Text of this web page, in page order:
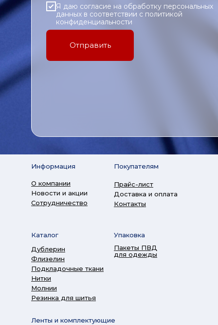
Я даю согласие на обработку персональных
данных в соответствии с политикой
конфиденциальности
Отправить
Информация
О компании
Новости и акции
Сотрудничество
Покупателям
Прайс-лист
Доставка и оплата
Контакты
Каталог
Дублерин
Флизелин
Подкладочные ткани
Нитки
Молнии
Резинка для шитья
Ленты и комплектующие
Упаковка
Пакеты ПВД
для одежды